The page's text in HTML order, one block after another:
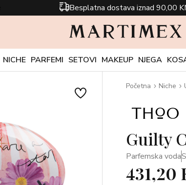
Besplatna dostava iznad 90,00
NICHE PARFEMI SETOVI MAKEUP NJEGA
Početna Niche
Guilty
Parfemska voda
431,20